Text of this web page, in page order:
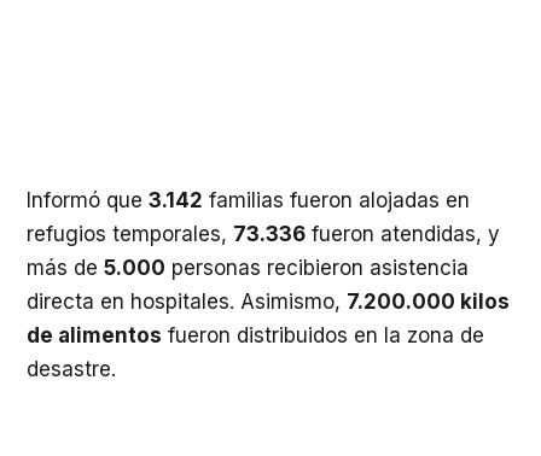
Informó que 3.142 familias fueron alojadas en
refugios temporales, 73.336 fueron atendidas, y
más de 5.000 personas recibieron asistencia
directa en hospitales. Asimismo, 7.200.000 kilos
de alimentos fueron distribuidos en la zona de
desastre.